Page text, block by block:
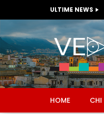
ULTIME NEWS
HOME CHI